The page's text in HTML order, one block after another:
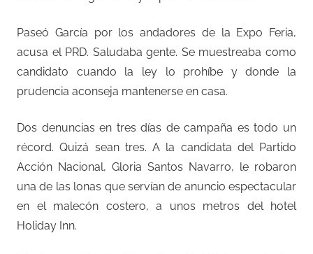
Paseó García por los andadores de la Expo Feria,
acusa el PRD. Saludaba gente. Se muestreaba como
candidato cuando la ley lo prohíbe y donde la
prudencia aconseja mantenerse en casa.
Dos denuncias en tres días de campaña es todo un
récord. Quizá sean tres. A la candidata del Partido
Acción Nacional, Gloria Santos Navarro, le robaron
una de las lonas que servían de anuncio espectacular
en el malecón costero, a unos metros del hotel
Holiday Inn.